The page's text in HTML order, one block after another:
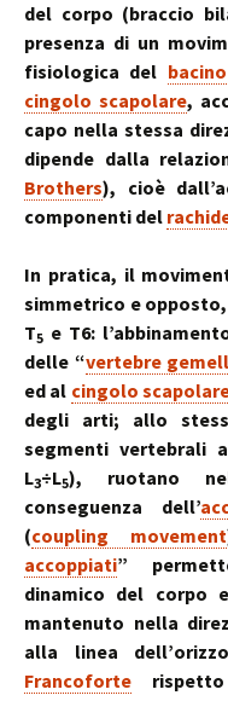
del corpo (braccio
presenza di un
fisiologica del bacino
cingolo scapolare,
capo nella stessa
dipende dalla
Brothers), cioè
componenti del
In pratica, il
simmetrico e
T5 e T6:
delle “vertebre
ed al cingolo
degli arti; allo
segmenti vertebrali
L3÷L5), ruotano
conseguenza dell’
(coupling movement
accoppiati”
dinamico del corpo
mantenuto nella
alla linea
Francoforte